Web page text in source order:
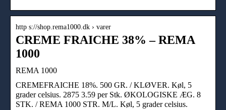
http s://shop.rema1000.dk › varer
CREME FRAICHE 38% – REMA
1000
REMA 1000
CREMEFRAICHE 18%. 500 GR. / KLØVER. Køl, 5
grader celsius. 2875 3.59 per Stk. ØKOLOGISKE ÆG. 8
STK. / REMA 1000 STR. M/L. Køl, 5 grader celsius.